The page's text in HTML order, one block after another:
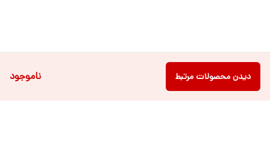
ناموجود دیدن محصولات مرتبط